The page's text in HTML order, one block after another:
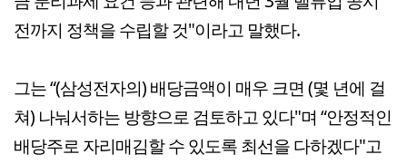
전까지 정책을 수립할 것"이라고 말했다.
그는 “(삼성전자의) 배당금액이 매우 크면 (몇 년에 걸
쳐) 나눠서하는 방향으로 검토하고 있다"며 “안정적인
배당주로 자리매김할 수 있도록 최선을 다하겠다"고